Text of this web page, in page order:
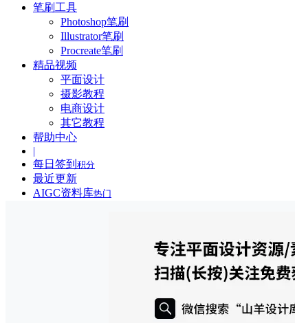
笔刷工具
Photoshop笔刷
Illustrator笔刷
Procreate笔刷
精品视频
平面设计
摄影教程
电商设计
其它教程
帮助中心
|
每日签到 积分
最近更新
AIGC资料库热门